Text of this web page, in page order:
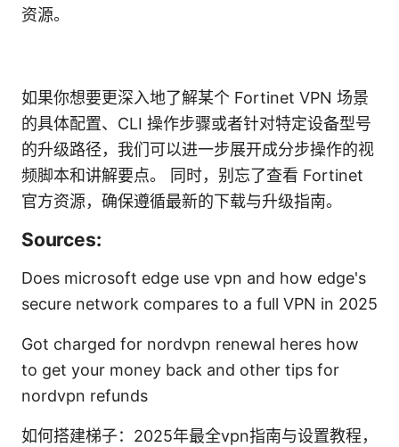
资源。
如果你想要更深入地了解某个 Fortinet VPN 场景
的具体配置、CLI 操作步骤或者针对特定设备型号
的升级路径，我们可以进一步展开成分步操作的视
频脚本和讲解要点。 同时，别忘了查看 Fortinet
官方资源，确保遵循最新的下载与升级指南。
Sources:
Does microsoft edge use vpn and how edge's
secure network compares to a full VPN in 2025
Got charged for nordvpn renewal heres how
to get your money back and other tips for
nordvpn refunds
如何搭建梯子：2025年最全vpn指南与设置教程，